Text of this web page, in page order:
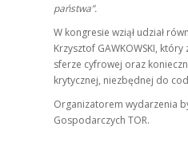
państwa”.
W kongresie wziął udział
Krzysztof GAWKOWSKI,
sferze cyfrowej oraz
krytycznej, niezbędnej do
Organizatorem wydarzenia
Gospodarczych TOR.